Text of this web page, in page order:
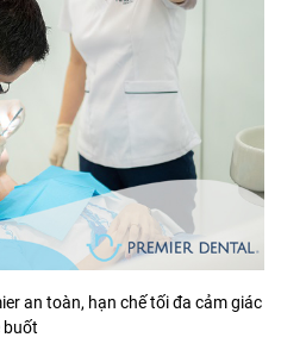
an toàn, hạn chế tối đa cảm giác
buốt